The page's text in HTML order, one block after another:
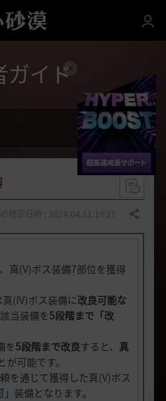
ガイド
共有する
真(V)ボス装備7部位を獲得
(IV)ボス装備に改良可能な
当装備を5段階まで「改
を5段階まで改良すると、 真
可能です。
を通じて獲得した真(V)ボス
装備となります。